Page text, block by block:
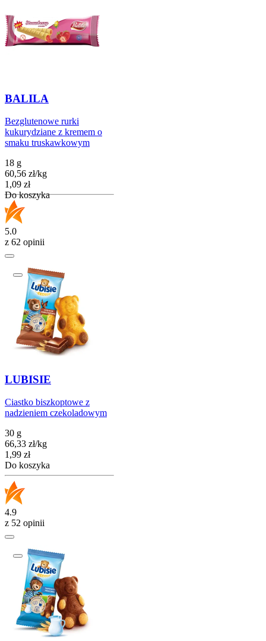
BALILA
Bezglutenowe rurki
kukurydziane z kremem o
smaku truskawkowym
18 g
60,56 zł/kg
Cena
1,09 zł
Do koszyka
5.0
z 62 opinii
LUBISIE
Ciastko biszkoptowe z
nadzieniem czekoladowym
30 g
66,33 zł/kg
Cena
1,99 zł
Do koszyka
4.9
z 52 opinii